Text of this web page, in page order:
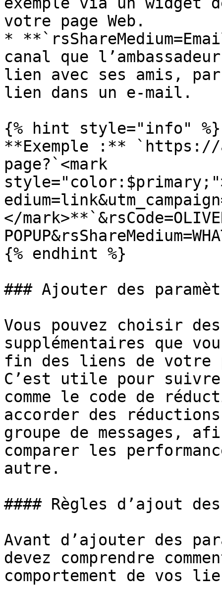
votre page Web.
*
canal que
lien avec ses amis,
lien dans un e-mail.
{% hint style="info" %}
**Exemple :** `https://
page?`<mark
</
{% endhint %}
### Ajouter des
Vous pouvez choisir
supplémentaires que
fin des liens de votre
C’est utile pour
comme le code de
accorder des
groupe de messages,
comparer les
autre.
#### Règles d’ajout
Avant d’ajouter des
devez comprendre
comportement de vos